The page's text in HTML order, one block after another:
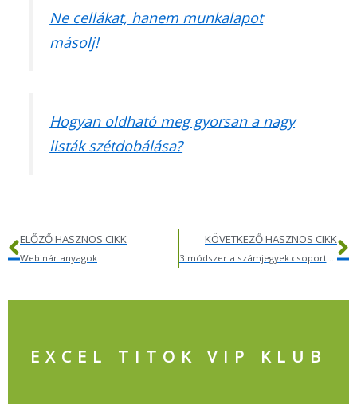
Ne cellákat, hanem munkalapot
másolj!
Hogyan oldható meg gyorsan a nagy
listák szétdobálása?
ELŐZŐ HASZNOS CIKK
Webinár anyagok
KÖVETKEZŐ HASZNOS CIKK
3 módszer a számjegyek csoportosításához
EXCEL TITOK VIP KLUB